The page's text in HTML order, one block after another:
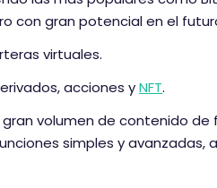
con gran potencial en el
virtuales.
acciones yNFT.
volumen de contenido
simples y avanzadas,